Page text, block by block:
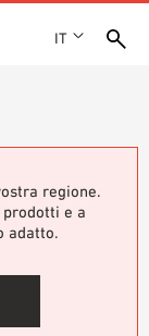
IT
regione.
e a
adatto.